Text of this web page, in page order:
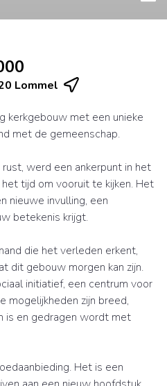
Lommel
kerkgebouw met een unieke
met de gemeenschap.
werd een ankerpunt in het
tijd om vooruit te kijken. Het
nieuwe invulling, een
betekenis krijgt.
die het verleden erkent,
dit gebouw morgen kan zijn.
initiatief, een centrum voor
mogelijkheden zijn breed,
is en gedragen wordt met
Het is een